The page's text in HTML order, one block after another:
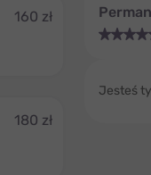
160 zł
180 zł
Jesteś